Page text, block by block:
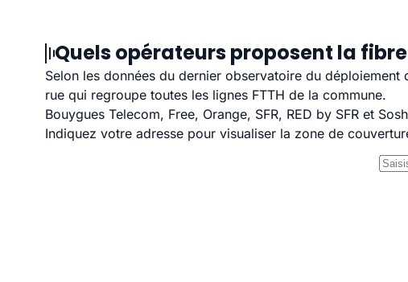
Quels opérateurs proposent la
Selon les données du dernier observatoire du déploiement
rue qui regroupe toutes les lignes FTTH de la commune.
Bouygues Telecom, Free, Orange, SFR, RED by SFR et
Indiquez votre adresse pour visualiser la zone de